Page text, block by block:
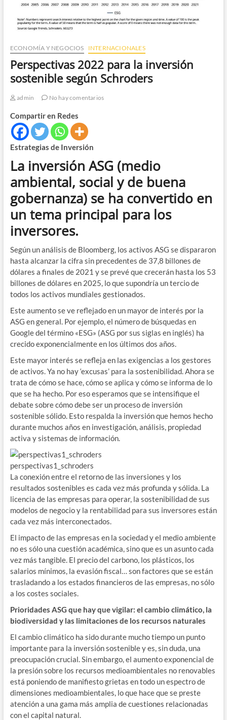
ECONOMÍA Y NEGOCIOS INTERNACIONALES
Perspectivas 2022 para la inversión
sostenible según Schroders
admin No hay comentarios
Compartir en Redes
Estrategias de Inversión
La inversión ASG (medio
ambiental, social y de buena
gobernanza) se ha convertido en
un tema principal para los
inversores.
Según un análisis de Bloomberg, los activos ASG se dispararon
hasta alcanzar la cifra sin precedentes de 37,8 billones de
dólares a finales de 2021 y se prevé que crecerán hasta los 53
billones de dólares en 2025, lo que supondría un tercio de
todos los activos mundiales gestionados.
Este aumento se ve reflejado en un mayor de interés por la
ASG en general. Por ejemplo, el número de búsquedas en
Google del término «ESG» (ASG por sus siglas en inglés) ha
crecido exponencialmente en los últimos dos años.
Este mayor interés se refleja en las exigencias a los gestores
de activos. Ya no hay ‘excusas’ para la sostenibilidad. Ahora se
trata de cómo se hace, cómo se aplica y cómo se informa de lo
que se ha hecho. Por eso esperamos que se intensifique el
debate sobre cómo debe ser un proceso de inversión
sostenible sólido. Esto respalda la inversión que hemos hecho
durante muchos años en investigación, análisis, propiedad
activa y sistemas de información.
perspectivas1_schroders
La conexión entre el retorno de las inversiones y los
resultados sostenibles es cada vez más profunda y sólida. La
licencia de las empresas para operar, la sostenibilidad de sus
modelos de negocio y la rentabilidad para sus inversores están
cada vez más interconectados.
El impacto de las empresas en la sociedad y el medio ambiente
no es sólo una cuestión académica, sino que es un asunto cada
vez más tangible. El precio del carbono, los plásticos, los
salarios mínimos, la evasión fiscal… son factores que se están
trasladando a los estados financieros de las empresas, no sólo
a los costes sociales.
Prioridades ASG que hay que vigilar: el cambio climático, la
biodiversidad y las limitaciones de los recursos naturales
El cambio climático ha sido durante mucho tiempo un punto
importante para la inversión sostenible y es, sin duda, una
preocupación crucial. Sin embargo, el aumento exponencial de
la presión sobre los recursos medioambientales no renovables
está poniendo de manifiesto grietas en todo un espectro de
dimensiones medioambientales, lo que hace que se preste
atención a una gama más amplia de cuestiones relacionadas
con el capital natural.